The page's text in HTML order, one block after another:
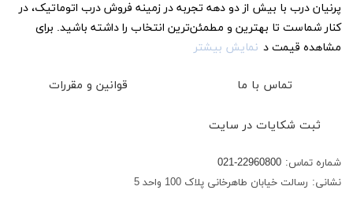
پرنیان درب با بیش از دو دهه تجربه در زمینه فروش درب اتوماتیک، در
کنار شماست تا بهترین و مطمئن‌ترین انتخاب را داشته باشید. برای
مشاهده قیمت د نمایش بیشتر
تماس با ما قوانین و مقررات
ثبت شکایات در سایت
شماره تماس: 021-22960800
نشانی: رسالت خیابان طاهرخانی پلاک 100 واحد 5